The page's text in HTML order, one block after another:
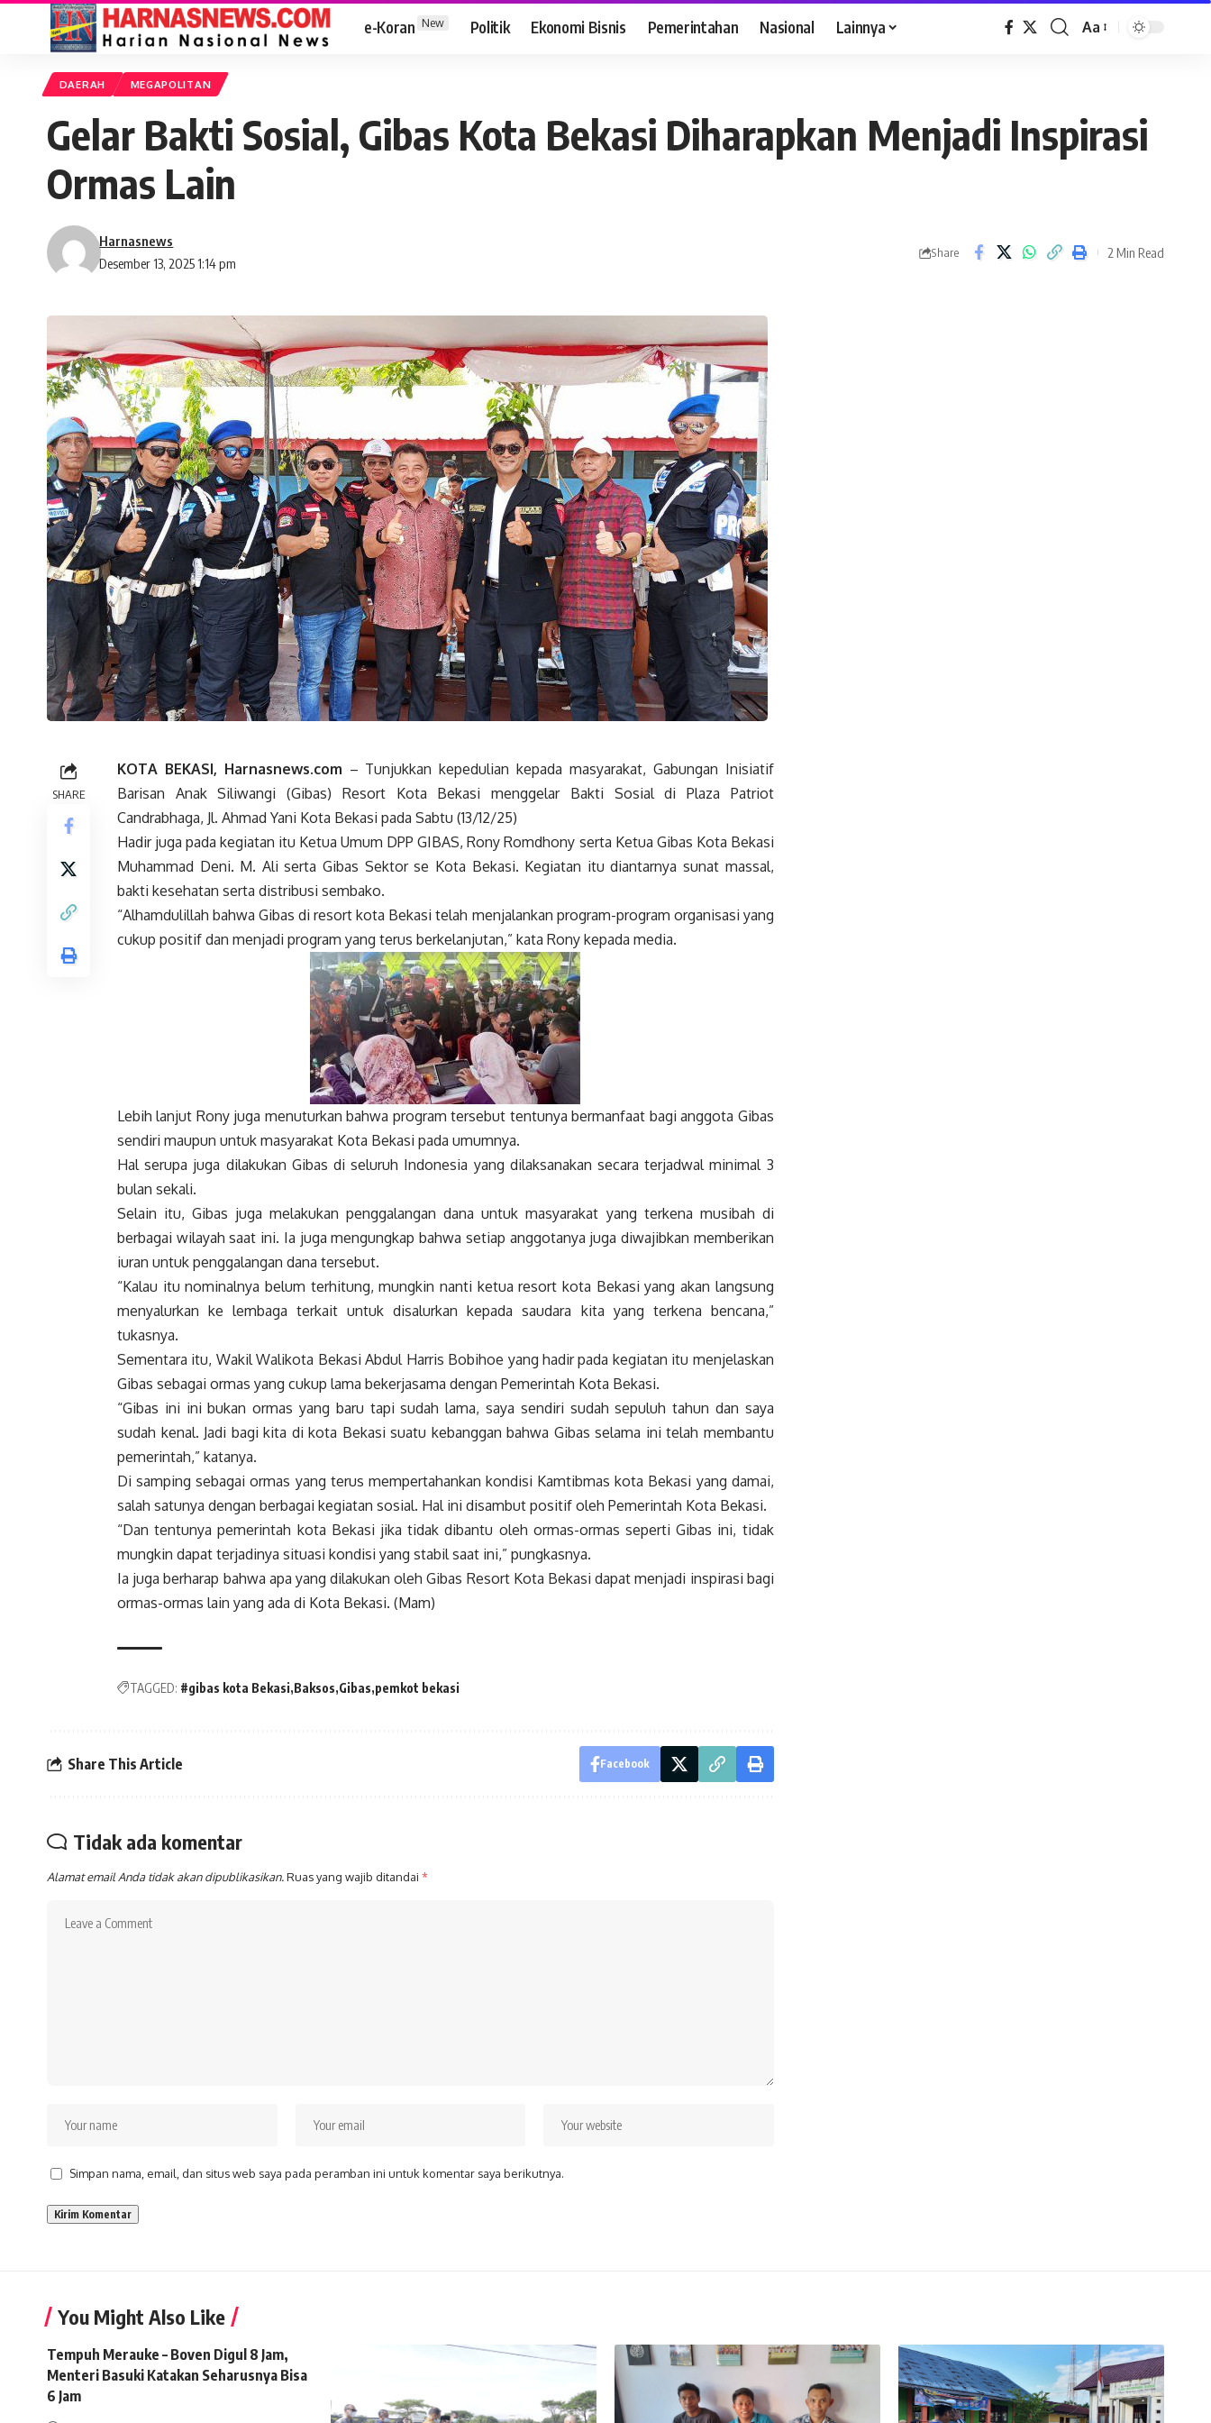
e-Koran New Politik Ekonomi Bisnis Pemerintahan Nasional Lainnya Aa
DAERAH MEGAPOLITAN
Gelar Bakti Sosial, Gibas Kota Bekasi Diharapkan Menjadi Inspirasi
Ormas Lain
Desember 13, 2025 1:14 pm
Harnasnews
Share 2 Min Read
SHARE
KOTA BEKASI, Harnasnews.com – Tunjukkan kepedulian kepada masyarakat, Gabungan Inisiatif
Barisan Anak Siliwangi (Gibas) Resort Kota Bekasi menggelar Bakti Sosial di Plaza Patriot
Candrabhaga, Jl. Ahmad Yani Kota Bekasi pada Sabtu (13/12/25)
Hadir juga pada kegiatan itu Ketua Umum DPP GIBAS, Rony Romdhony serta Ketua Gibas Kota Bekasi
Muhammad Deni. M. Ali serta Gibas Sektor se Kota Bekasi. Kegiatan itu diantarnya sunat massal,
bakti kesehatan serta distribusi sembako.
“Alhamdulillah bahwa Gibas di resort kota Bekasi telah menjalankan program-program organisasi yang
cukup positif dan menjadi program yang terus berkelanjutan,” kata Rony kepada media.
Lebih lanjut Rony juga menuturkan bahwa program tersebut tentunya bermanfaat bagi anggota Gibas
sendiri maupun untuk masyarakat Kota Bekasi pada umumnya.
Hal serupa juga dilakukan Gibas di seluruh Indonesia yang dilaksanakan secara terjadwal minimal 3
bulan sekali.
Selain itu, Gibas juga melakukan penggalangan dana untuk masyarakat yang terkena musibah di
berbagai wilayah saat ini. Ia juga mengungkap bahwa setiap anggotanya juga diwajibkan memberikan
iuran untuk penggalangan dana tersebut.
“Kalau itu nominalnya belum terhitung, mungkin nanti ketua resort kota Bekasi yang akan langsung
menyalurkan ke lembaga terkait untuk disalurkan kepada saudara kita yang terkena bencana,”
tukasnya.
Sementara itu, Wakil Walikota Bekasi Abdul Harris Bobihoe yang hadir pada kegiatan itu menjelaskan
Gibas sebagai ormas yang cukup lama bekerjasama dengan Pemerintah Kota Bekasi.
“Gibas ini ini bukan ormas yang baru tapi sudah lama, saya sendiri sudah sepuluh tahun dan saya
sudah kenal. Jadi bagi kita di kota Bekasi suatu kebanggan bahwa Gibas selama ini telah membantu
pemerintah,” katanya.
Di samping sebagai ormas yang terus mempertahankan kondisi Kamtibmas kota Bekasi yang damai,
salah satunya dengan berbagai kegiatan sosial. Hal ini disambut positif oleh Pemerintah Kota Bekasi.
“Dan tentunya pemerintah kota Bekasi jika tidak dibantu oleh ormas-ormas seperti Gibas ini, tidak
mungkin dapat terjadinya situasi kondisi yang stabil saat ini,” pungkasnya.
Ia juga berharap bahwa apa yang dilakukan oleh Gibas Resort Kota Bekasi dapat menjadi inspirasi bagi
ormas-ormas lain yang ada di Kota Bekasi. (Mam)
TAGGED: #gibas kota Bekasi Baksos Gibas pemkot bekasi
Share This Article Facebook
Tidak ada komentar
Alamat email Anda tidak akan dipublikasikan.Ruas yang wajib ditandai *
Simpan nama, email, dan situs web saya pada peramban ini untuk komentar saya berikutnya.
You Might Also Like
Tempuh Merauke – Boven Digul 8 Jam,
Menteri Basuki Katakan Seharusnya Bisa
6 Jam